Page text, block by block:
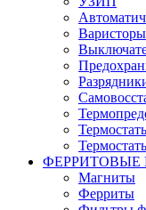
Варисторы
ФЕРРИТОВЫЕ
Магниты
Ферриты